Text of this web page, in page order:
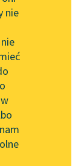
dla piszących i
Lektur
nie
wtedy,
mej duszy